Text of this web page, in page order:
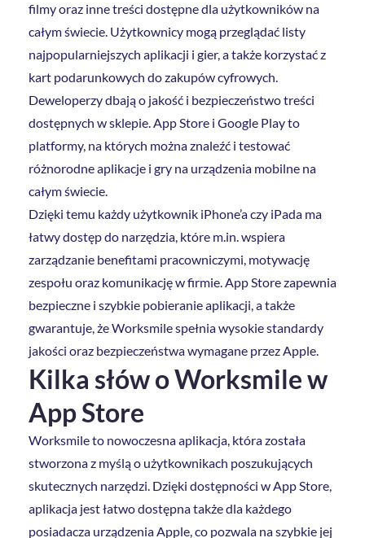
filmy oraz inne treści dostępne dla użytkowników na
całym świecie. Użytkownicy mogą przeglądać listy
najpopularniejszych aplikacji i gier, a także korzystać z
kart podarunkowych do zakupów cyfrowych.
Deweloperzy dbają o jakość i bezpieczeństwo treści
dostępnych w sklepie. App Store i Google Play to
platformy, na których można znaleźć i testować
różnorodne aplikacje i gry na urządzenia mobilne na
całym świecie.
Dzięki temu każdy użytkownik iPhone’a czy iPada ma
łatwy dostęp do narzędzia, które m.in. wspiera
zarządzanie benefitami pracowniczymi, motywację
zespołu oraz komunikację w firmie. App Store zapewnia
bezpieczne i szybkie pobieranie aplikacji, a także
gwarantuje, że Worksmile spełnia wysokie standardy
jakości oraz bezpieczeństwa wymagane przez Apple.
Kilka słów o Worksmile w
App Store
Worksmile to nowoczesna aplikacja, która została
stworzona z myślą o użytkownikach poszukujących
skutecznych narzędzi. Dzięki dostępności w App Store,
aplikacja jest łatwo dostępna także dla każdego
posiadacza urządzenia Apple, co pozwala na szybkie jej